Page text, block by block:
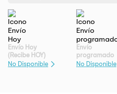
Envío Hoy
(Recibe HOY)
No Disponible
Envío
programado
No Disponible